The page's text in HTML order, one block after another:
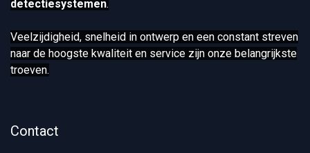
detectiesystemen.
Veelzijdigheid, snelheid in ontwerp en een constant streven
naar de hoogste kwaliteit en service zijn onze belangrijkste
troeven.
Contact